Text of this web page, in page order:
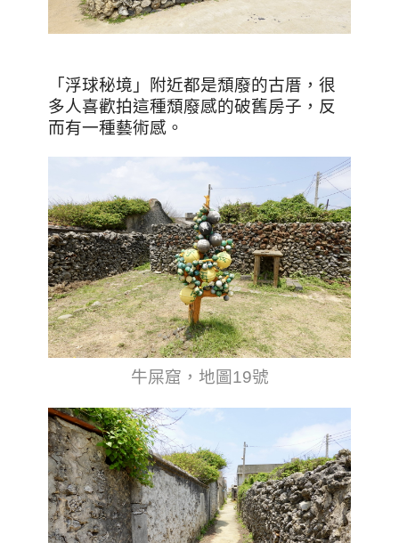
「浮球秘境」附近都是頹廢的古厝，很
多人喜歡拍這種頹廢感的破舊房子，反
而有一種藝術感。
牛屎窟，地圖19號